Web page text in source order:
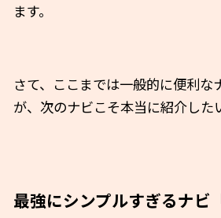
ます。
さて、ここまでは一般的に便利な
が、次のナビこそ本当に紹介した
最強にシンプルすぎるナビ